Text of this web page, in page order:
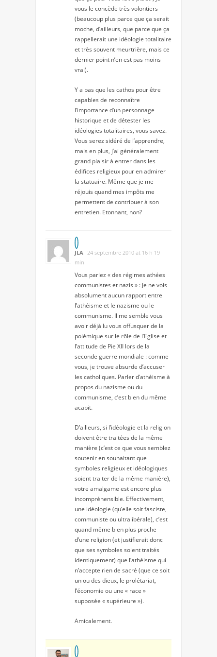
vous le concède très volontiers
(beaucoup plus parce que ça serait
moche, d’ailleurs, que parce que ça
rappellerait une idéologie totalitaire
et très souvent meurtrière, mais ce
dernier point n’en est pas moins
vrai).
Y a pas que les cathos pour être
capables de reconnaître
l’importance d’un personnage
historique et de détester les
idéologies totalitaires, vous savez.
Vous serez sidéré de l’apprendre,
mais en plus, j’ai généralement
grand plaisir à entrer dans les
édifices religieux pour en admirer
la statuaire. Même que je me
réjouis quand mes impôts me
permettent de contribuer à son
entretien. Etonnant, non?
JLA 24 septembre 2010 at 16 h 19
min
Vous parlez « des régimes athées
communistes et nazis » : Je ne vois
absolument aucun rapport entre
l’athéisme et le nazisme ou le
communisme. Il me semble vous
avoir déjà lu vous offusquer de la
polémique sur le rôle de l’Eglise et
l’attitude de Pie XII lors de la
seconde guerre mondiale : comme
vous, je trouve absurde d’accuser
les catholiques. Parler d’athéisme à
propos du nazisme ou du
communisme, c’est bien du même
acabit.
D’ailleurs, si l’idéologie et la religion
doivent être traitées de la même
manière (c’est ce que vous semblez
soutenir en souhaitant que
symboles religieux et idéologiques
soient traiter de la même manière),
votre amalgame est encore plus
incompréhensible. Effectivement,
une idéologie (qu’elle soit fasciste,
communiste ou ultralibérale), c’est
quand même bien plus proche
d’une religion (et justifierait donc
que ses symboles soient traités
identiquement) que l’athéisme qui
n’accepte rien de sacré (que ce soit
un ou des dieux, le prolétariat,
l’économie ou une « race »
supposée « supérieure »).
Amicalement.